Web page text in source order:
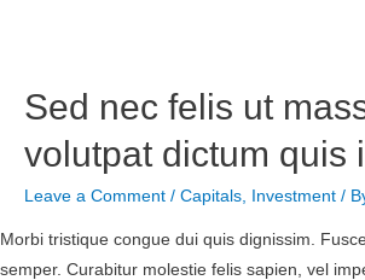
Sed nec felis ut
volutpat dictum quis
Leave a Comment / Capitals Investment /
Morbi tristique congue dui quis dignissim.
semper. Curabitur molestie felis sapien, vel